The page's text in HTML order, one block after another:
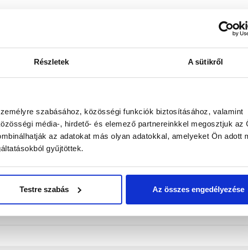
Részletek A sütikről
szabásához, közösségi funkciók biztosításához, valamint
média-, hirdető- és elemező partnereinkkel megosztjuk az
az adatokat más olyan adatokkal, amelyeket Ön adott
gyűjtöttek.
Testre szabás Az összes engedélyezése
ereszszellőző elem helyett kettőzött tetőlécre fekszik fel
levegőt, a madarak, nagyobb bogarak azonban nem tudnak
kb. 20 cm-es tengelytávokkal.
színének a lehető leginkább valósághű
nem tükrözik 100%-ban a valóságot, a képeken látható színek